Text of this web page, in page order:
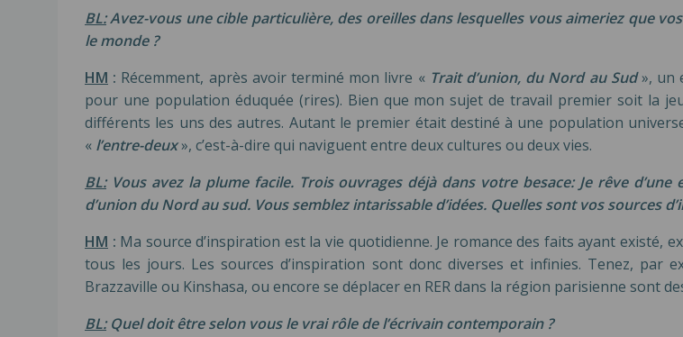
BL:Avez-vous une cible particulière, des oreilles dans lesquelles vous aimeriez que
le monde ?
HM : Récemment, après avoir terminé mon livre « Trait d’union, du Nord au Sud», un
pour une population éduquée (rires). Bien que mon sujet de travail premier soit la
différents les uns des autres. Autant le premier était destiné à une population
« l’entre-deux», c’est-à-dire qui naviguent entre deux cultures ou deux vies.
BL:Vous avez la plume facile. Trois ouvrages déjà dans votre besace: Je rêve
d’union du Nord au sud. Vous semblez intarissable d’idées. Quelles sont vos sources
HM : Ma source d’inspiration est la vie quotidienne. Je romance des faits ayant existé,
tous les jours. Les sources d’inspiration sont donc diverses et infinies. Tenez, par
Brazzaville ou Kinshasa, ou encore se déplacer en RER dans la région parisienne sont
BL:Quel doit être selon vous le vrai rôle de l’écrivain contemporain ?